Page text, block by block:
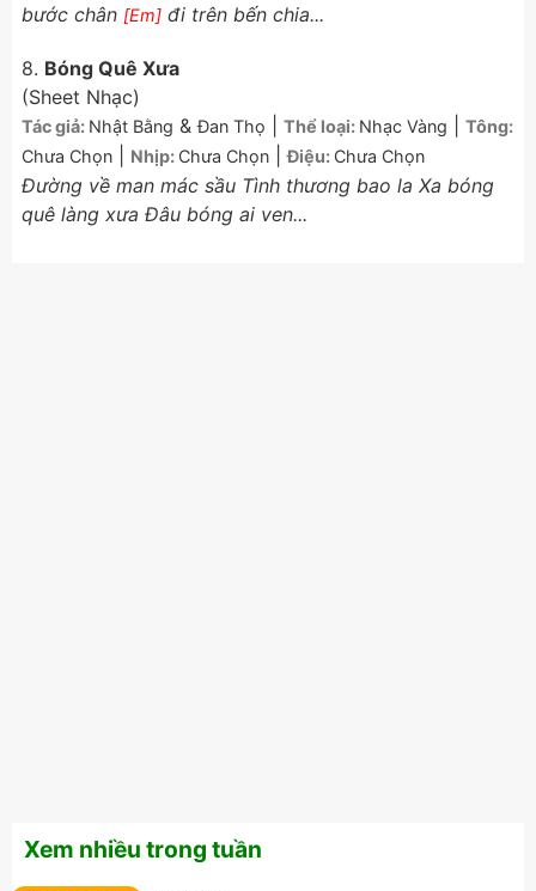
bước chân [Em] đi trên bến chia...
8. Bóng Quê Xưa
(Sheet Nhạc)
Tác giả: Nhật Bằng &Đan Thọ Thể loại: Nhạc Vàng
Tông:
Chưa Chọn
Nhịp: Chưa Chọn |Điệu: Chưa Chọn
Đường về man mác sầu Tình thương bao la Xa bóng
quê làng xưa Đâu bóng ai ven...
Xem nhiều trong tuần